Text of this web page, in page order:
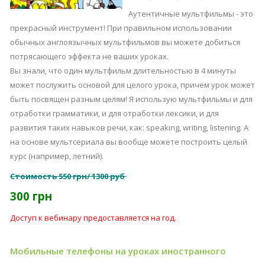
Аутентичные мультфильмы - это
прекрасный инструмент! При правильном использовании
обычных англоязычных мультфильмов вы можете добиться
потрясающего эффекта не ваших уроках.
Вы знали, что один мультфильм длительностью в 4 минуты
может послужить основой для целого урока, причем урок может
быть посвящен разным целям! Я использую мультфильмы и для
отработки грамматики, и для отработки лексики, и для
развития таких навыков речи, как: speaking, writing, listening. А
на основе мультсериала вы вообще можете построить целый
курс (например, летний).
Стоимость550 грн/ 1300 руб
300 грн
Доступ к вебинару предоставляется на год.
Мобильные телефоны на уроках иностранного